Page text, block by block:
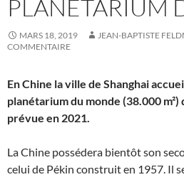
PLANÉTARIUM
MARS 18, 2019 JEAN-BAPTISTE
COMMENTAIRE
En Chine la ville de Shanghai
planétarium du monde (38.000
prévue en 2021.
La Chine possédera bientôt son
celui de Pékin construit en 1957. Il